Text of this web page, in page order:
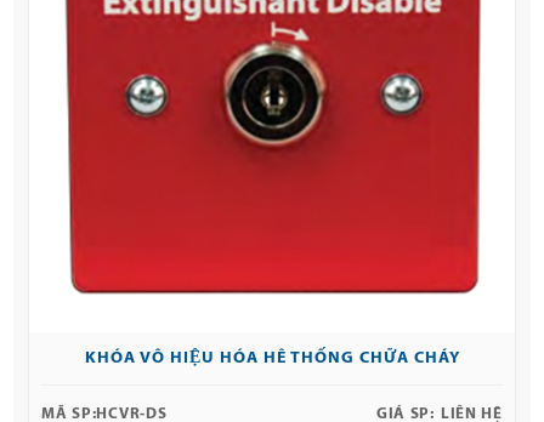
KHÓA VÔ HIỆU HÓA HÊ THỐNG CHỮA CHÁY
MÃ SP: HCVR-DS GIÁ SP: LIÊN HỆ